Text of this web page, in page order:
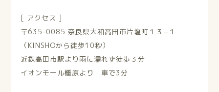
[ アクセス ]
〒635-0085 奈良県大和高田市片塩町１３−１
（KINSHOから徒歩10秒）
近鉄高田市駅より雨に濡れず徒歩３分
イオンモール橿原より 車で3分